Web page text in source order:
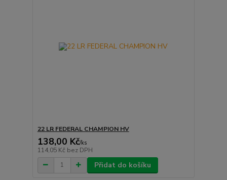
22 LR FEDERAL CHAMPION HV
138,00 Kč/ks
114,05 Kč bez DPH
Přidat do košíku